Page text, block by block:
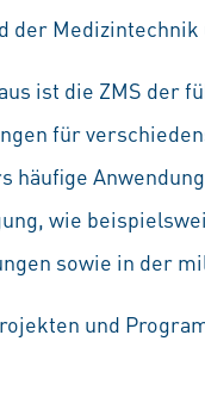
der
ist die ZMS der
für
häufige
wie
sowie in der
und